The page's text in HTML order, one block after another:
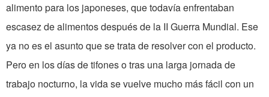
alimento para los japoneses, que todavía enfrentaban
escasez de alimentos después de la II Guerra Mundial. Ese
ya no es el asunto que se trata de resolver con el producto.
Pero en los días de tifones o tras una larga jornada de
trabajo nocturno, la vida se vuelve mucho más fácil con un